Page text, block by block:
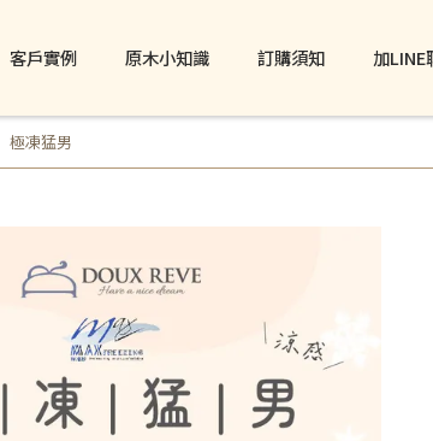
客戶實例 原木小知識 訂購須知 加LINE
極凍猛男